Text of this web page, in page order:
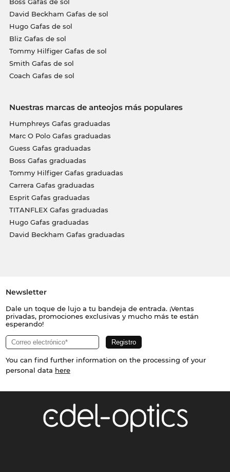
David Beckham Gafas de sol
Hugo Gafas de sol
Bliz Gafas de sol
Tommy Hilfiger Gafas de sol
Smith Gafas de sol
Coach Gafas de sol
Nuestras marcas de anteojos más populares
Humphreys Gafas graduadas
Marc O Polo Gafas graduadas
Guess Gafas graduadas
Boss Gafas graduadas
Tommy Hilfiger Gafas graduadas
Carrera Gafas graduadas
Esprit Gafas graduadas
TITANFLEX Gafas graduadas
Hugo Gafas graduadas
David Beckham Gafas graduadas
Newsletter
Dale un toque de lujo a tu bandeja de entrada. ¡Ventas
privadas, promociones exclusivas y mucho más te están
esperando!
You can find further information on the processing of your
personal data here